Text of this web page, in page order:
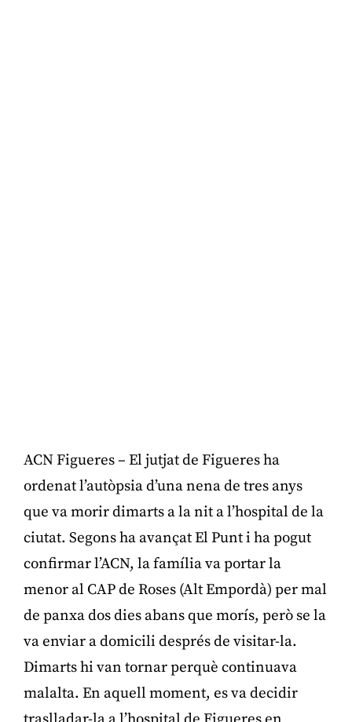
ACN Figueres – El jutjat de Figueres ha
ordenat l’autòpsia d’una nena de tres anys
que va morir dimarts a la nit a l’hospital de la
ciutat. Segons ha avançat El Punt i ha pogut
confirmar l’ACN, la família va portar la
menor al CAP de Roses (Alt Empordà) per mal
de panxa dos dies abans que morís, però se la
va enviar a domicili després de visitar-la.
Dimarts hi van tornar perquè continuava
malalta. En aquell moment, es va decidir